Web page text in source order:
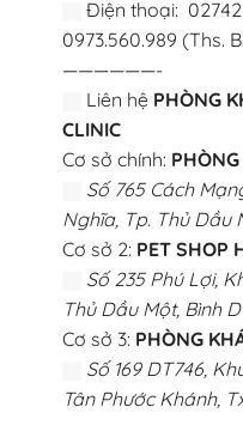
Điện thoại:
0973.560.989 (Ths.
——————-
Liên hệ PHÒNG
CLINIC
Cơ sở chính:
Số 765 Cách
Nghĩa, Tp. Thủ Dầu
Cơ sở 2: PET SHOP
Số 235 Phú Lợi,
Thủ Dầu Một, Bình
Cơ sở 3: PHÒNG
Số 169 DT746,
Tân Phước Khánh,